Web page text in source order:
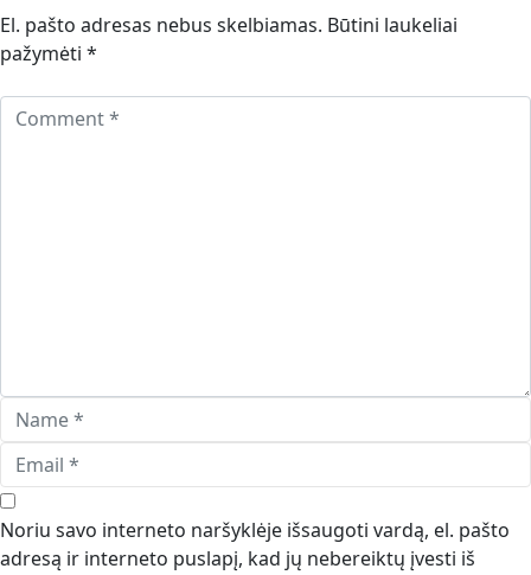
El. pašto adresas nebus skelbiamas. Būtini laukeliai
pažymėti *
Noriu savo interneto naršyklėje išsaugoti vardą, el. pašto
adresą ir interneto puslapį, kad jų nebereiktų įvesti iš